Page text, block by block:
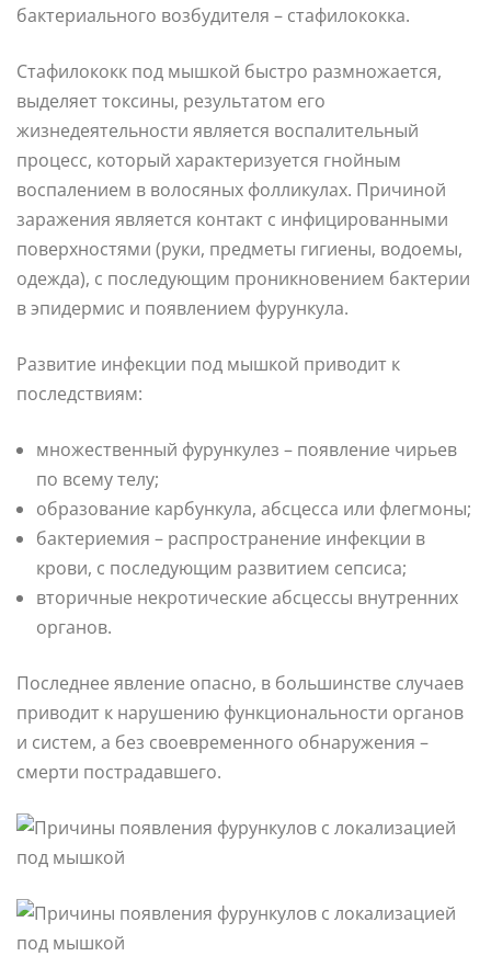
бактериального возбудителя – стафилококка.
Стафилококк под мышкой быстро размножается,
выделяет токсины, результатом его
жизнедеятельности является воспалительный
процесс, который характеризуется гнойным
воспалением в волосяных фолликулах. Причиной
заражения является контакт с инфицированными
поверхностями (руки, предметы гигиены, водоемы,
одежда), с последующим проникновением бактерии
в эпидермис и появлением фурункула.
Развитие инфекции под мышкой приводит к
последствиям:
множественный фурункулез – появление чирьев
по всему телу;
образование карбункула, абсцесса или флегмоны;
бактериемия – распространение инфекции в
крови, с последующим развитием сепсиса;
вторичные некротические абсцессы внутренних
органов.
Последнее явление опасно, в большинстве случаев
приводит к нарушению функциональности органов
и систем, а без своевременного обнаружения –
смерти пострадавшего.